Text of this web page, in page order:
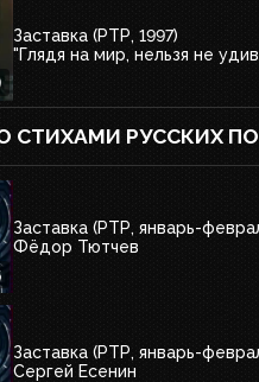
Заставка (РТР, 1997)
"Глядя на мир, нельзя не
СТИХАМИ РУССКИХ
Заставка (РТР, январь-
Фёдор Тютчев
Заставка (РТР, январь-
Сергей Есенин